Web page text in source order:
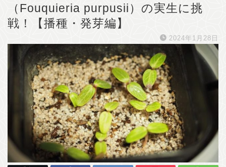
（Fouquieria purpusii）の実生に挑
戦！【播種・発芽編】
2024年1月28日